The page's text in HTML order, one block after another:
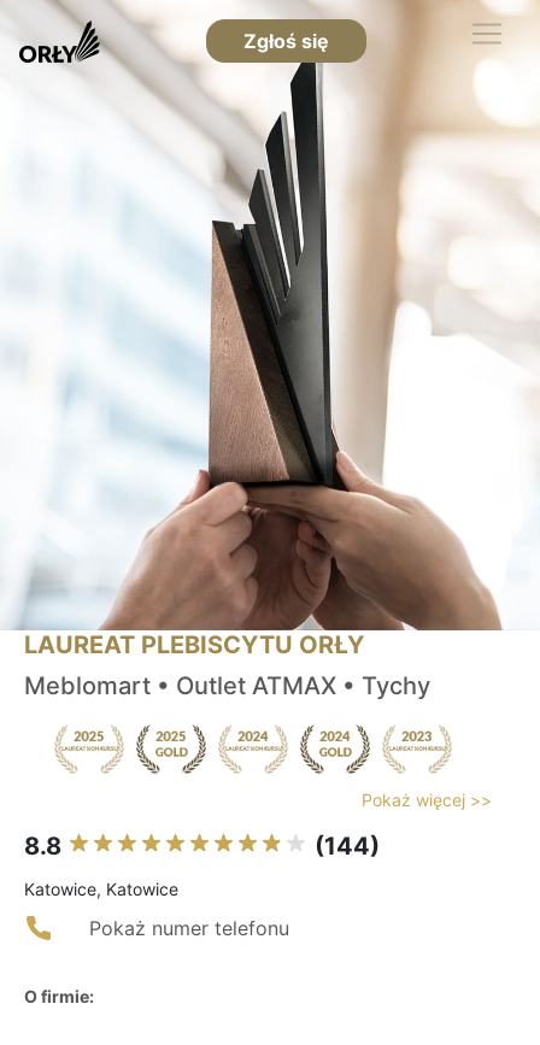
Zgłoś się
LAUREAT PLEBISCYTU ORŁY
Meblomart • Outlet ATMAX • Tychy
Pokaż więcej >>
8.8 (144)
Katowice, Katowice
Pokaż numer telefonu
O firmie: